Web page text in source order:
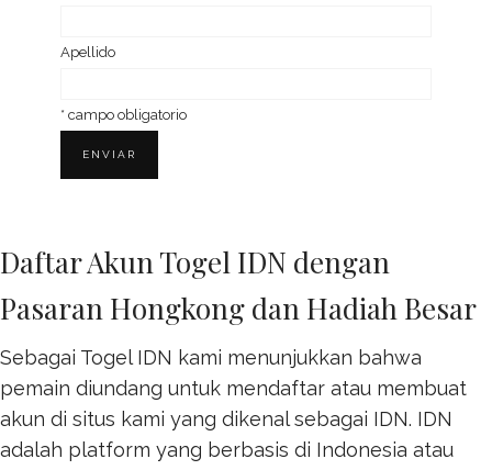
Ape­llido
* campo obligatorio
Daftar Akun Togel IDN dengan
Pasaran Hongkong dan Hadiah Besar
Sebagai Togel IDN kami menunjukkan bahwa
pemain diundang untuk mendaftar atau membuat
akun di situs kami yang dikenal sebagai IDN. IDN
adalah platform yang berbasis di Indonesia atau